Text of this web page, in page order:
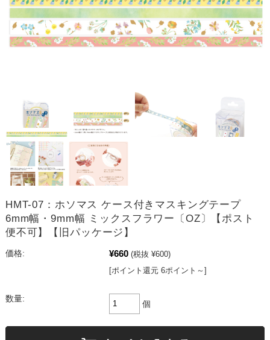
HMT-07：ホソマス ケース付きマスキングテープ
6mm幅・9mm幅 ミックスフラワー〔OZ〕【ポスト
便不可】【旧パッケージ】
価格: ¥660 (税抜 ¥600)
[ポイント還元 6ポイント～]
数量:
個